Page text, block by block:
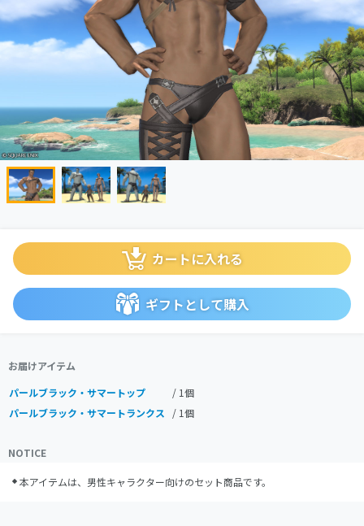
カートに入れる
ギフトとして購入
お届けアイテム
パールブラック・サマートップ
/ 1個
パールブラック・サマートランクス
/ 1個
NOTICE
本アイテムは、男性キャラクター向けのセット商品です。